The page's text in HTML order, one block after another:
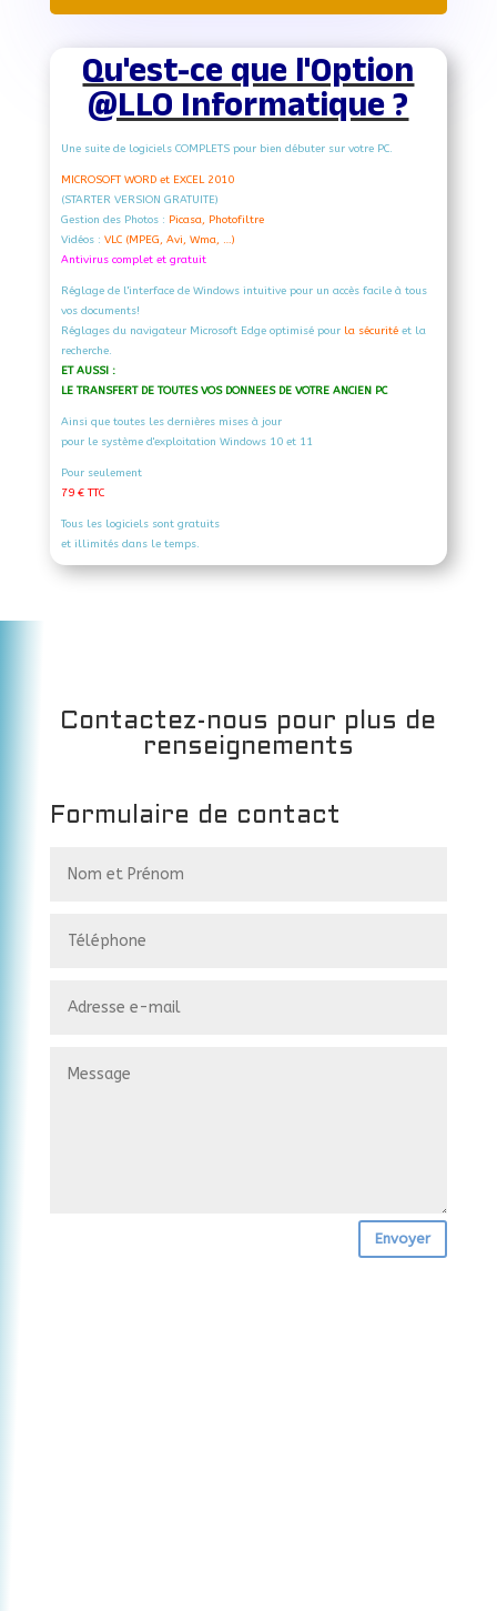
AiO
16Go
To
Qu'est-ce que l'Option
@LLO Informatique ?
Une suite de logiciels COMPLETS pour bien débuter sur votre PC.
MICROSOFT WORD et EXCEL 2010
(STARTER VERSION GRATUITE)
Gestion des Photos : Picasa, Photofiltre
Vidéos : VLC (MPEG, Avi, Wma, …)
Antivirus complet et gratuit
Réglage de l'interface de Windows intuitive pour un accès facile à tous
vos documents!
Réglages du navigateur Microsoft Edge optimisé pour la sécurité et la
recherche.
ET AUSSI :
LE TRANSFERT DE TOUTES VOS DONNEES DE VOTRE ANCIEN PC
Ainsi que toutes les dernières mises à jour
pour le système d'exploitation Windows 10 et 11
Pour seulement
79 € TTC
Tous les logiciels sont gratuits
et illimités dans le temps.
Contactez-nous pour plus de
renseignements
Formulaire de contact
Envoyer